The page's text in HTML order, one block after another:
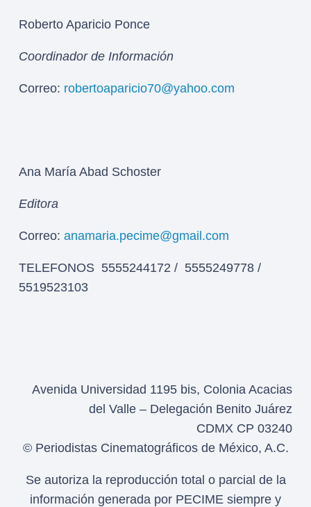
Roberto Aparicio Ponce
Coordinador de Información
Correo: robertoaparicio70@yahoo.com
Ana María Abad Schoster
Editora
Correo: anamaria.pecime@gmail.com
TELEFONOS 5555244172 / 5555249778 /
5519523103
Avenida Universidad 1195 bis, Colonia Acacias
del Valle – Delegación Benito Juárez
CDMX CP 03240
© Periodistas Cinematográficos de México, A.C.
Se autoriza la reproducción total o parcial de la
información generada por PECIME siempre y